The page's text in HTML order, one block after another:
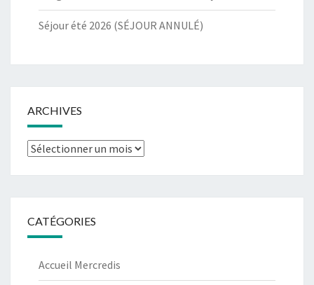
Séjour été 2026 (SÉJOUR ANNULÉ)
ARCHIVES
Archives
CATÉGORIES
Accueil Mercredis